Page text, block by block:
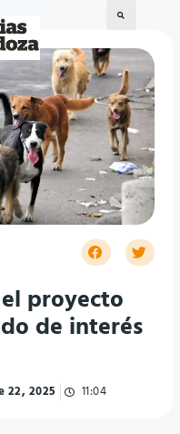
proyecto
de interés
22, 2025 11:04